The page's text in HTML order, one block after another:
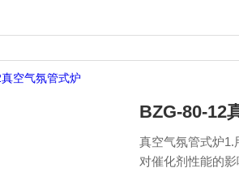
BZG-80-12
真空气氛管式炉1.
对催化剂性能的